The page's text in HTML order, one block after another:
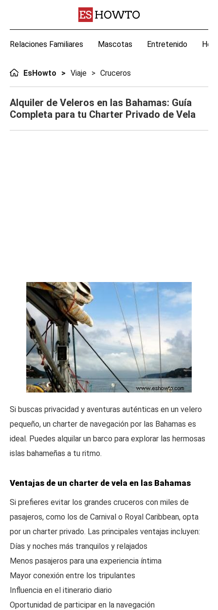
Relaciones Familiares Mascotas Entretenido
EsHowto Viaje Cruceros
Alquiler de Veleros en las Bahamas: Guía
Completa para tu Charter Privado de Vela
Si buscas privacidad y aventuras auténticas en un velero
pequeño, un charter de navegación por las Bahamas es
ideal. Puedes alquilar un barco para explorar las hermosas
islas bahameñas a tu ritmo.
Ventajas de un charter de vela en las Bahamas
Si prefieres evitar los grandes cruceros con miles de
pasajeros, como los de Carnival o Royal Caribbean, opta
por un charter privado. Las principales ventajas incluyen:
Días y noches más tranquilos y relajados
Menos pasajeros para una experiencia íntima
Mayor conexión entre los tripulantes
Influencia en el itinerario diario
Oportunidad de participar en la navegación